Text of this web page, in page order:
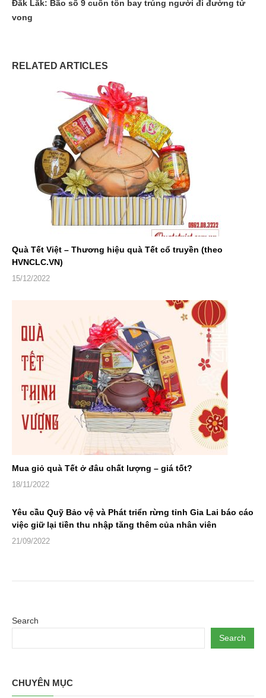
Đắk Lắk: Bão số 9 cuốn tôn bay trúng người đi đường tử
vong
RELATED ARTICLES
Quà Tết Việt – Thương hiệu quà Tết cổ truyền (theo
HVNCLC.VN)
15/12/2022
Mua giỏ quà Tết ở đâu chất lượng – giá tốt?
18/11/2022
Yêu cầu Quỹ Bảo vệ và Phát triển rừng tỉnh Gia Lai báo cáo
việc giữ lại tiền thu nhập tăng thêm của nhân viên
21/09/2022
Search
Search
CHUYÊN MỤC